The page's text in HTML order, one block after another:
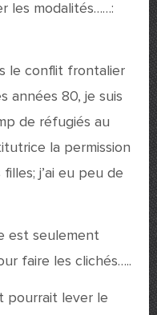
les modalités……:
le conflit frontalier
années 80, je suis
de réfugiés au
la permission
j’ai eu peu de
est seulement
faire les clichés…..
pourrait lever le